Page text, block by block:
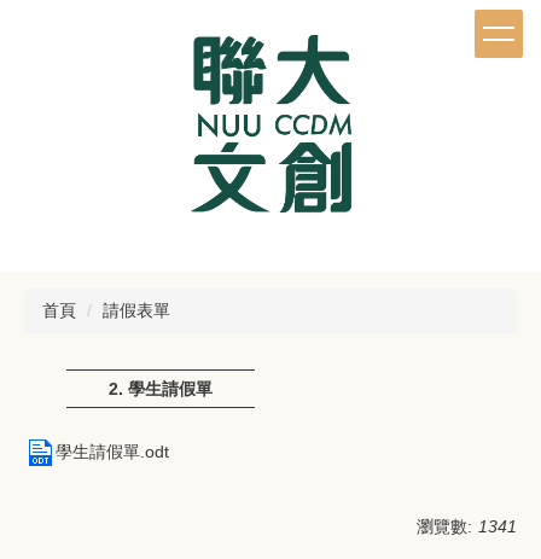
首頁 請假表單
2. 學生請假單
學生請假單.odt
瀏覽數: 1341